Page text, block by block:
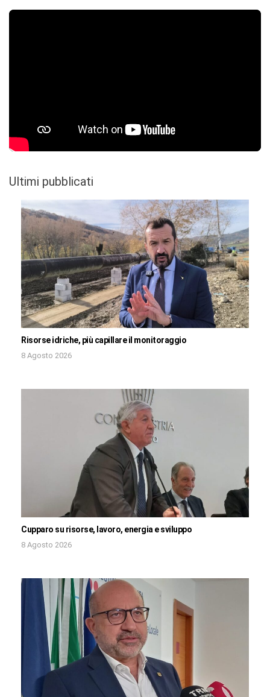
Ultimi pubblicati
Risorse idriche, più capillare il monitoraggio
8 Agosto 2026
Cupparo su risorse, lavoro, energia e sviluppo
8 Agosto 2026